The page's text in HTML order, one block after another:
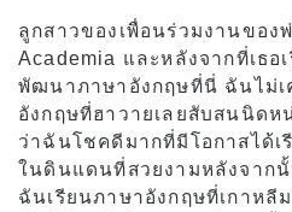
ระดับเริ่มต้น
ระดับกลาง
ระดับสูง
ภาษาอังกฤษธุรกิจ
การเตรียมตัวสอบ TOEIC แ
ลูกสาวของเพื่อนร่วมงานของ
Academia และหลังจากที่เธอ
พัฒนาภาษาอังกฤษที่นี่ ฉันไม่เ
อังกฤษที่ฮาวายเลยสับสนนิด
ว่าฉันโชคดีมากที่มีโอกาสได้เ
ในดินแดนที่สวยงามหลังจาก
ฉันเรียนภาษาอังกฤษที่เกาหลี